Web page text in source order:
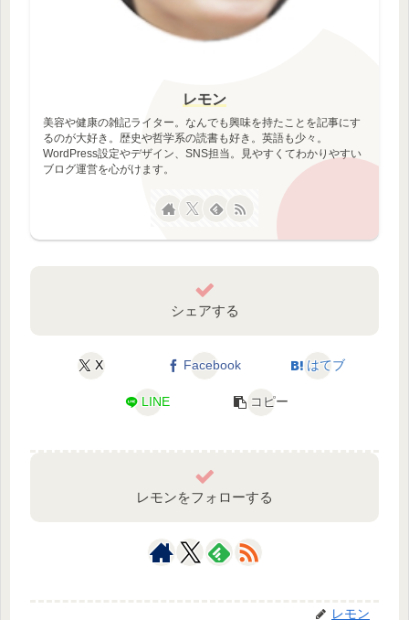
レモン
美容や健康の雑記ライター。なんでも興味を持たことを記事にす
るのが大好き。歴史や哲学系の読書も好き。英語も少々。
WordPress設定やデザイン、SNS担当。見やすくてわかりやすい
ブログ運営を心がけます。
シェアする
X Facebook はてブ
LINE コピー
レモンをフォローする
レモン